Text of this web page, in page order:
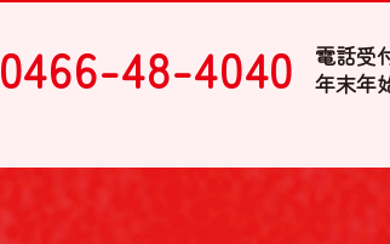
0466-48-4040
電話受
年末年